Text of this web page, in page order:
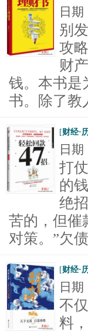
日期
别
攻
财
钱。本书是
书。除了教
[财经·
日期
打
的
绝
苦的，但催
对策。”欠
[财经·
日期
不
料